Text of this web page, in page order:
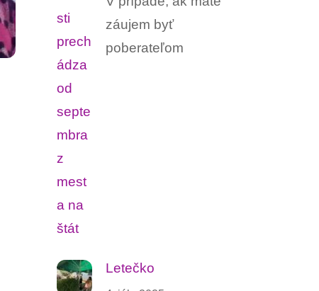
záujem byť
poberateľom
Letečko